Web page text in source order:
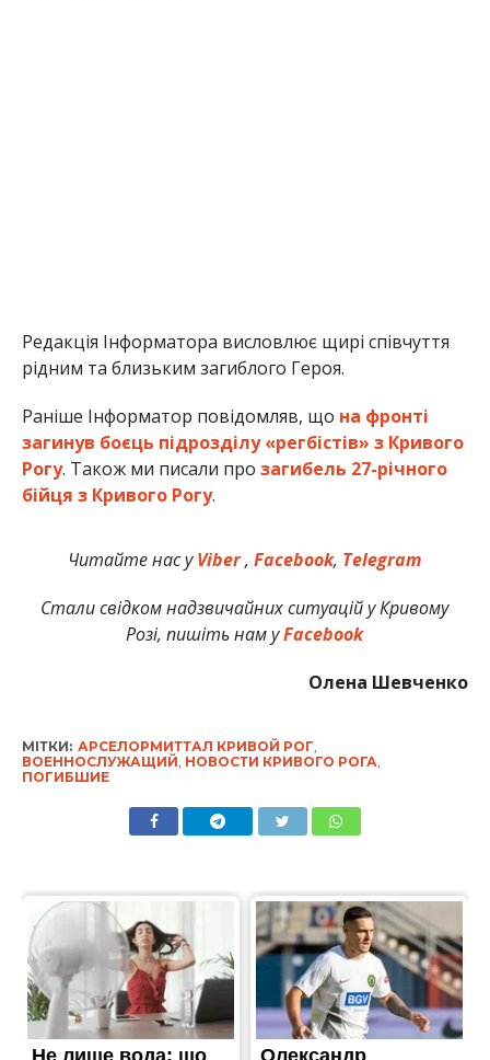
Редакція Інформатора висловлює щирі співчуття
рідним та близьким загиблого Героя.
Раніше Інформатор повідомляв, що на фронті
загинув боєць підрозділу «регбістів» з Кривого
Рогу. Також ми писали про загибель 27-річного
бійця з Кривого Рогу.
Читайте нас уViber,Facebook, Telegram
Стали свідком надзвичайних ситуацій у Кривому
Розі, пишіть нам уFacebook
Олена Шевченко
МІТКИ: АРСЕЛОРМИТТАЛ КРИВОЙ РОГ
ВОЕННОСЛУЖАЩИЙ НОВОСТИ КРИВОГО РОГА
ПОГИБШИЕ